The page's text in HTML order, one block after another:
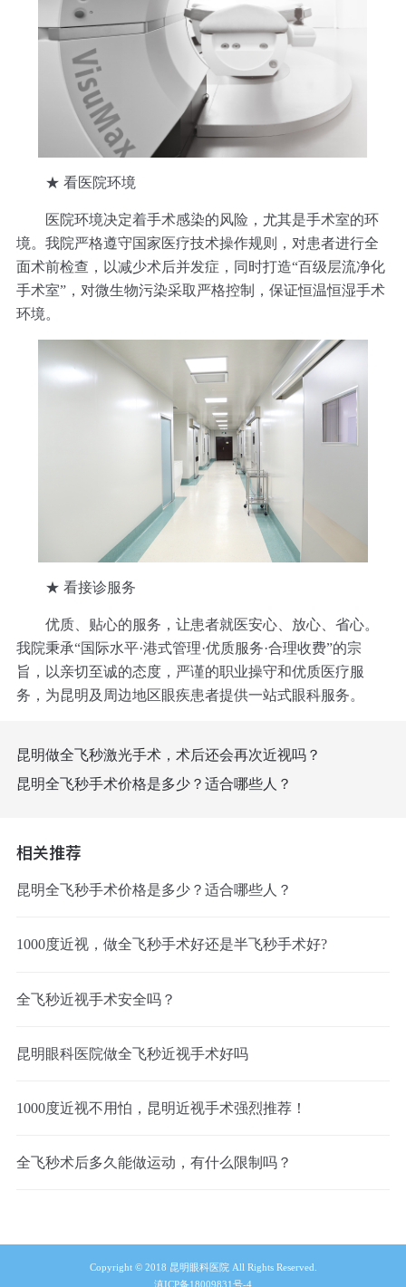
★ 看医院环境
医院环境决定着手术感染的风险，尤其是手术室的环
境。我院严格遵守国家医疗技术操作规则，对患者进行全
面术前检查，以减少术后并发症，同时打造“百级层流净化
手术室”，对微生物污染采取严格控制，保证恒温恒湿手术
环境。
★ 看接诊服务
优质、贴心的服务，让患者就医安心、放心、省心。
我院秉承“国际水平·港式管理·优质服务·合理收费”的宗
旨，以亲切至诚的态度，严谨的职业操守和优质医疗服
务，为昆明及周边地区眼疾患者提供一站式眼科服务。
昆明做全飞秒激光手术，术后还会再次近视吗？
昆明全飞秒手术价格是多少？适合哪些人？
相关推荐
昆明全飞秒手术价格是多少？适合哪些人？
1000度近视，做全飞秒手术好还是半飞秒手术好?
全飞秒近视手术安全吗？
昆明眼科医院做全飞秒近视手术好吗
1000度近视不用怕，昆明近视手术强烈推荐！
全飞秒术后多久能做运动，有什么限制吗？
Copyright © 2018 昆明眼科医院 All Rights Reserved.
滇ICP备18009831号-4